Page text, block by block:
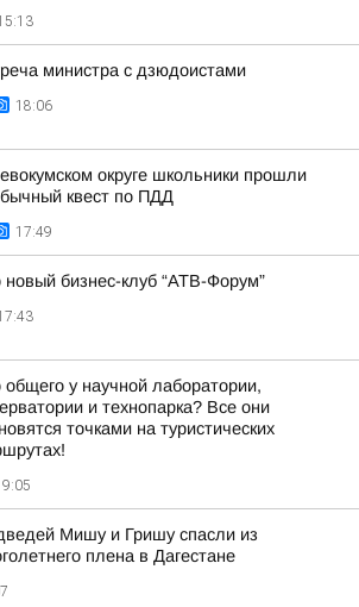
министра с дзюдоистами
18:06
округе школьники прошли
квест по ПДД
17:49
новый бизнес-клуб “АТВ-Форум”
общего у научной лаборатории,
и технопарка? Все они
точками на туристических
Мишу и Гришу спасли из
плена в Дагестане